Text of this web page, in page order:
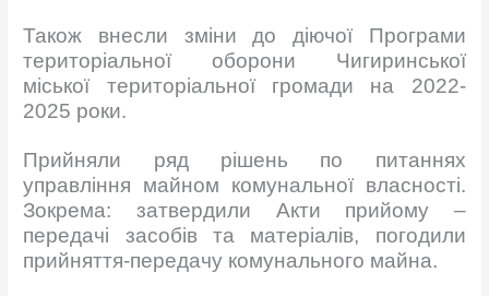
Також внесли зміни до діючої Програми
територіальної оборони Чигиринської
міської територіальної громади на 2022-
2025 роки.
Прийняли ряд рішень по питаннях
управління майном комунальної власності.
Зокрема: затвердили Акти прийому –
передачі засобів та матеріалів, погодили
прийняття-передачу комунального майна.